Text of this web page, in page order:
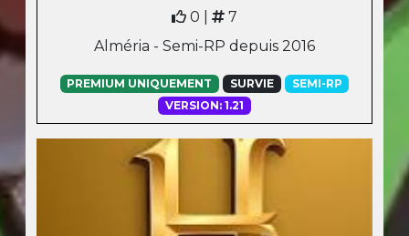
0 |
7
Alméria - Semi-RP depuis 2016
PREMIUM UNIQUEMENT SURVIE
SEMI-RP
VERSION: 1.21